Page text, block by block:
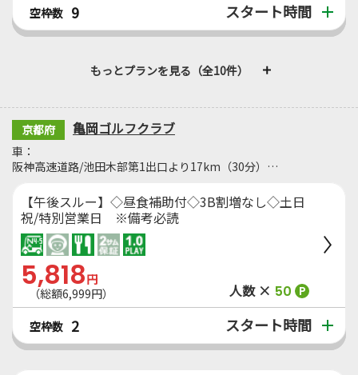
空枠数 9 スタート時間
もっとプランを見る（全10件）
京都府 亀岡ゴルフクラブ
車：
阪神高速道路/池田木部第1出口より17km（30分）…
【午後スルー】◇昼食補助付◇3B割増なし◇土日
祝/特別営業日 ※備考必読
5,818円
（総額6,999円）
人数 × 50 P
空枠数 2 スタート時間